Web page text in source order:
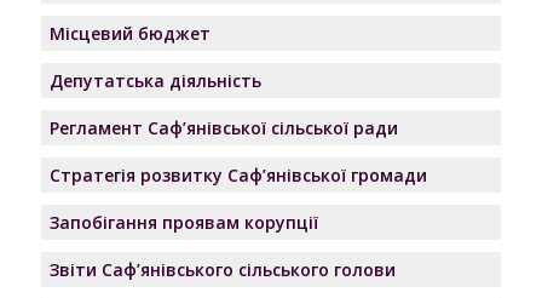
Місцевий бюджет
Депутатська діяльність
Регламент Саф’янівської сільської ради
Стратегія розвитку Саф’янівської громади
Запобігання проявам корупції
Звіти Саф’янівського сільського голови